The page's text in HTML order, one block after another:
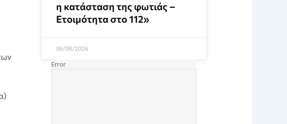
η κατάσταση της φωτιάς –
Ετοιμότητα στο 112»
06/08/2026